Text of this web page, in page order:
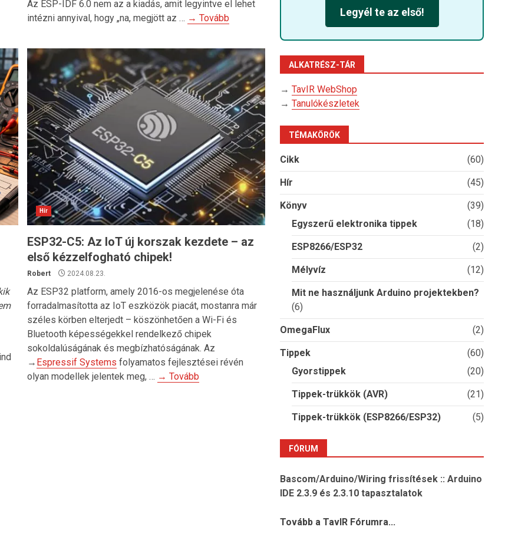
Az ESP-IDF 6.0 nem az a kiadás, amit legyintve el lehet
intézni annyival, hogy „na, megjött az … → Tovább
Hír
ESP32-C5: Az IoT új korszak kezdete – az
első kézzelfogható chipek!
Robert 2024.08.23.
Az ESP32 platform, amely 2016-os megjelenése óta
forradalmasította az IoT eszközök piacát, mostanra már
széles körben elterjedt – köszönhetően a Wi-Fi és
Bluetooth képességekkel rendelkező chipek
sokoldalúságának és megbízhatóságának. Az
→ Espressif Systems folyamatos fejlesztései révén
olyan modellek jelentek meg, … → Tovább
Legyél te az első!
ALKATRÉSZ-TÁR
→TavIR WebShop
→Tanulókészletek
TÉMAKÖRÖK
Cikk (60)
Hír (45)
Könyv
(39)
Egyszerű elektronika tippek
(18)
ESP8266/ESP32 (2)
Mélyvíz (12)
Mit ne használjunk Arduino projektekben?
(6)
OmegaFlux (2)
Tippek
(60)
Gyorstippek
(20)
Tippek-trükkök (AVR) (21)
Tippek-trükkök (ESP8266/ESP32) (5)
FÓRUM
Bascom/Arduino/Wiring frissítések :: Arduino
IDE 2.3.9 és 2.3.10 tapasztalatok
Tovább a TavIR Fórumra...